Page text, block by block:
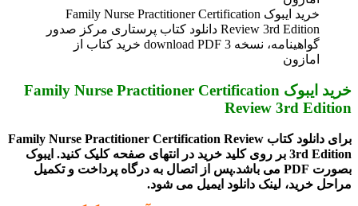
خرید ایبوک Family Nurse Practitioner Certification
Review 3rd Edition دانلود کتاب پرستاری مركز صدور
گواهينامه، نسخه 3 download PDF خرید کتاب از
امازون
خرید ایبوک Family Nurse Practitioner Certification
Review 3rd Edition
برای دانلود کتاب Family Nurse Practitioner Certification Review
3rd Edition بر روی کلید خرید در انتهای صفحه کلیک کنید. ایبوک
بصورت PDF می باشد.پس از اتصال به درگاه پرداخت و تکمیل
مراحل خرید، لینک دانلود ایمیل می شود.